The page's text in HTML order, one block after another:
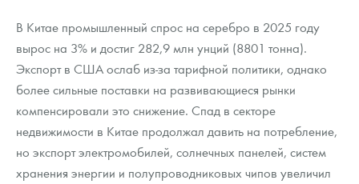
В Китае промышленный спрос на серебро в 2025 году
вырос на 3% и достиг 282,9 млн унций (8801 тонна).
Экспорт в США ослаб из-за тарифной политики, однако
более сильные поставки на развивающиеся рынки
компенсировали это снижение. Спад в секторе
недвижимости в Китае продолжал давить на потребление,
но экспорт электромобилей, солнечных панелей, систем
хранения энергии и полупроводниковых чипов увеличил